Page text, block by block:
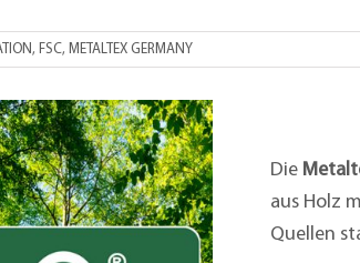
, FSC, METALTEX GERMANY
Die
aus Holz
Quellen